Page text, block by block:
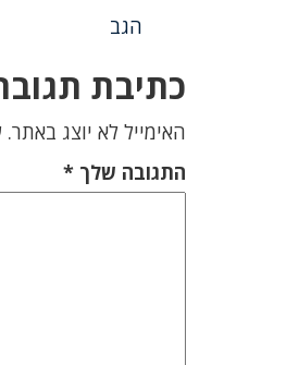
הגב
כתיבת
האימייל לא יוצג באתר.
התגובה שלך*